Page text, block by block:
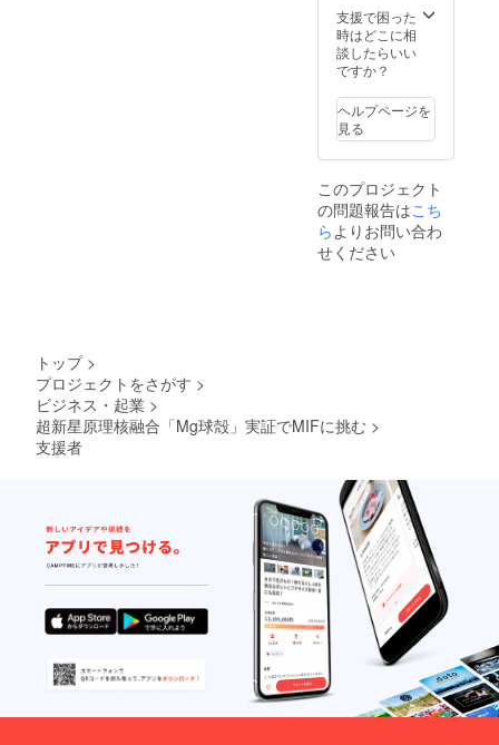
ナーに
初回参
加いた
だける
す。プ
ロジェ
クトに
関連す
や研究
内容を
詳しく
お伝え
いたし
施しま
す。 ・
開催日
時：
2026年
7月16日
（予
定） ※
オンラ
インセ
ミナー
は毎月1
回しま
すので
伝えい
たしま
す。 ・
提供方
Zoomま
たはそ
の他の
ビデオ
ツール
を使用
して実
施しま
す。 ・
すので
https://
mgfusi
on.com
のセミ
ナー開
催の
ページ
に月初
めに掲
載して
います
のでご
都合の
方法：
当方か
ら文字
のみ、
バナー
を掲載
希望の
方は提
さい
注意事
項：支
援時、
必ず備
像の受
け渡し
につい
ては、
プロ
ジェク
ト終了
後にお
送りす
るメー
ルをご
確認く
ださ
い。 ■
告 ■支
援支援
証明書
PDF ■
インセ
ミナー1
年間参
加権 ■
表資料
PDF配
布 ■公
式サイ
ト支援
照くだ
さい。
■年間公
式スポ
ンサー
掲載
期間：
2026年
6月1日
から1年
間掲載
掲載
方法：
当方か
支援で困った
時はどこに相
談したらいい
ですか？
ヘルプページを
見る
このプロジェクト
の問題報告はこち
ら よりお問い合わ
せください
トップ >
プロジェクトをさがす >
ビジネス・起業 >
超新星原理核融合「Mg球殻」実証でMIFに挑む >
支援者